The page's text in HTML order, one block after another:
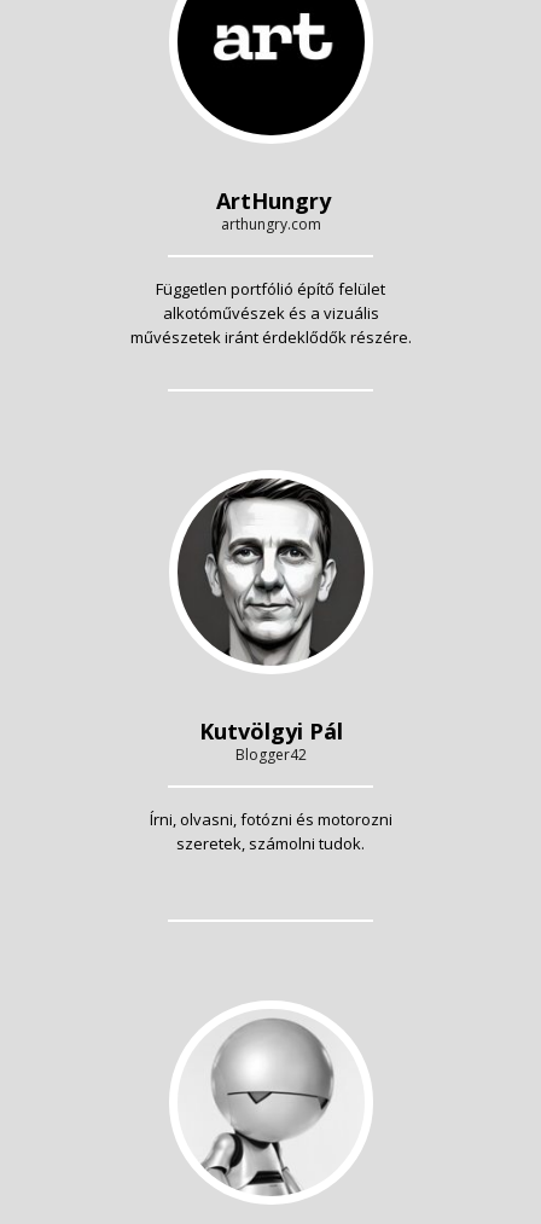
ArtHungry
arthungry.com
Független portfólió építő felület
alkotóművészek és a vizuális
művészetek iránt érdeklődők részére.
Kutvölgyi Pál
Blogger42
Írni, olvasni, fotózni és motorozni
szeretek, számolni tudok.